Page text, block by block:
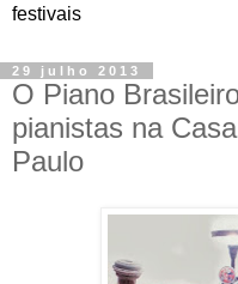
festivais
29 julho 2013
O Piano
pianistas na
Paulo